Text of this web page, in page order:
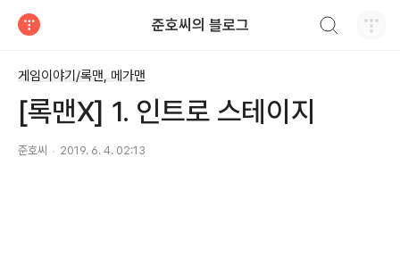
준호씨의 블로그
게임이야기/록맨, 메가맨
[록맨X] 1. 인트로 스테이지
준호씨 2019. 6. 4. 02:13